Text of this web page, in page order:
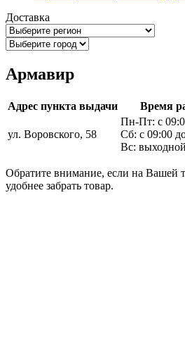
Доставка
Армавир
Адрес пункта выдачи Время
ул. Воровского, 58
Пн-Пт: с
Сб: с 09:00
Вс: выходной
Обратите внимание, если на Вашей
удобнее забрать товар.